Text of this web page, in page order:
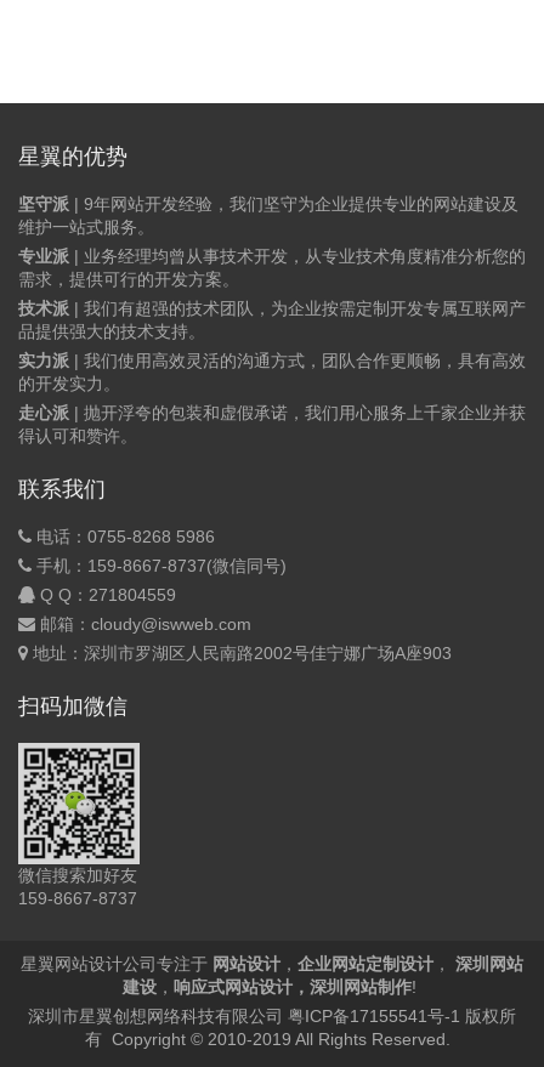
星翼的优势
坚守派 | 9年网站开发经验，我们坚守为企业提供专业的网站建设及
维护一站式服务。
专业派 | 业务经理均曾从事技术开发，从专业技术角度精准分析您的
需求，提供可行的开发方案。
技术派 | 我们有超强的技术团队，为企业按需定制开发专属互联网产
品提供强大的技术支持。
实力派 | 我们使用高效灵活的沟通方式，团队合作更顺畅，具有高效
的开发实力。
走心派 | 抛开浮夸的包装和虚假承诺，我们用心服务上千家企业并获
得认可和赞许。
联系我们
电话：0755-8268 5986
手机：159-8667-8737(微信同号)
Q Q： 271804559
邮箱：cloudy@iswweb.com
地址：深圳市罗湖区人民南路2002号佳宁娜广场A座903
扫码加微信
微信搜索加好友
159-8667-8737
星翼网站设计公司专注于 网站设计 ， 企业网站定制设计 ，
深圳网站
建设 ， 响应式网站设计 ， 深圳网站制作!
深圳市星翼创想网络科技有限公司 粤ICP备17155541号-1 版权所
有 Copyright © 2010-2019 All Rights Reserved.